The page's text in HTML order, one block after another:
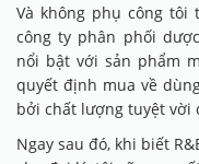
Và không phụ công tôi
công ty phân phối
nổi bật với sản phẩm
quyết định mua về
bởi chất lượng tuyệt vời
Ngay sau đó, khi biết